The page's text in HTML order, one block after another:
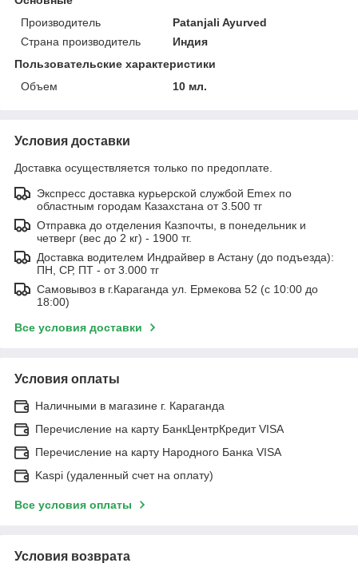
Производитель
Patanjali Ayurved
Страна производитель
Индия
Пользовательские характеристики
Объем
10 мл.
Условия доставки
Доставка осуществляется только по предоплате.
Экспресс доставка курьерской службой Emex по
областным городам Казахстана от 3.500 тг
Отправка до отделения Казпочты, в понедельник и
четверг (вес до 2 кг) - 1900 тг.
Доставка водителем Индрайвер в Астану (до подъезда):
ПН, СР, ПТ - от 3.000 тг
Самовывоз в г.Караганда ул. Ермекова 52 (с 10:00 до
18:00)
Все условия доставки
Условия оплаты
Наличными в магазине г. Караганда
Перечисление на карту БанкЦентрКредит VISA
Перечисление на карту Народного Банка VISA
Kaspi (удаленный счет на оплату)
Все условия оплаты
Условия возврата